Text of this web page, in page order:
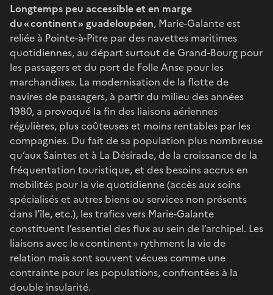
Longtemps peu accessible et en marge
du « continent » guadeloupéen, Marie-Galante est
reliée à Pointe-à-Pitre par des navettes maritimes
quotidiennes, au départ surtout de Grand-Bourg pour
les passagers et du port de Folle Anse pour les
marchandises. La modernisation de la flotte de
navires de passagers, à partir du milieu des années
1980, a provoqué la fin des liaisons aériennes
régulières, plus coûteuses et moins rentables par les
compagnies. Du fait de sa population plus nombreuse
qu’aux Saintes et à La Désirade, de la croissance de la
fréquentation touristique, et des besoins accrus en
mobilités pour la vie quotidienne (accès aux soins
spécialisés et autres biens ou services non présents
dans l’île, etc.), les trafics vers Marie-Galante
constituent l’essentiel des flux au sein de l’archipel. Les
liaisons avec le « continent » rythment la vie de
relation mais sont souvent vécues comme une
contrainte pour les populations, confrontées à la
double insularité.